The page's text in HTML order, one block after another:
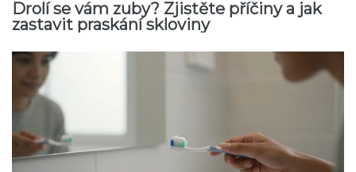
Drolí se vám zuby? Zjistěte příčiny a jak
zastavit praskání skloviny